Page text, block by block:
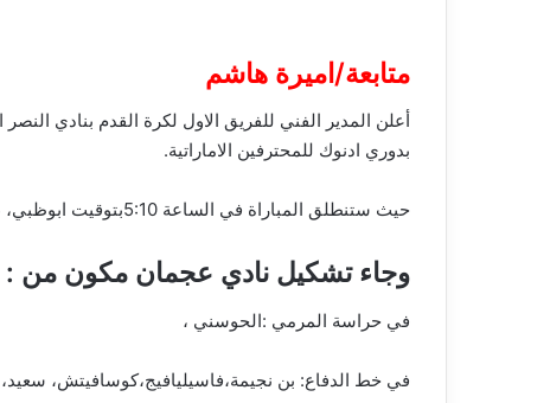
متابعة/اميرة هاشم
أعلن المدير الفني للفريق الاول لكرة القدم بنادي
بدوري ادنوك للمحترفين الاماراتية.
حيث ستنطلق المباراة في الساعة 5:10بتوقيت ابوظبي، علي ملعب ستاد أل مكتوم.
وجاء تشكيل نادي عجمان مكون من :
في حراسة المرمي :الحوسني ،
في خط الدفاع: بن نجيمة،فاسيليافيج،كوسافيتش، سعيد،